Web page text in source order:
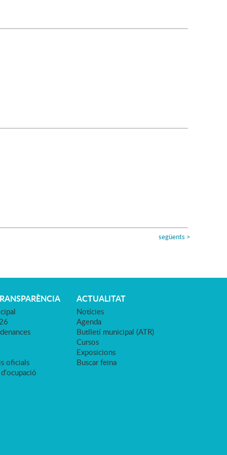
següents >
oficials
ACTUALITAT
Notícies
Agenda
Butlletí municipal (ATR)
Cursos
Exposicions
Buscar feina